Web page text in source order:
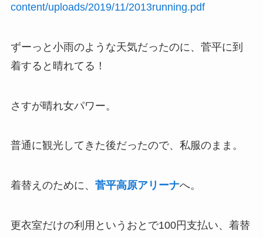
content/uploads/2019/11/2013running.pdf
ずーっと小雨のような天気だったのに、菅平に到
着すると晴れてる！
さすが晴れ女パワー。
普通に観光してきた後だったので、私服のまま。
着替えのために、 菅平高原アリーナへ。
更衣室だけの利用というおとで100円支払い、着替